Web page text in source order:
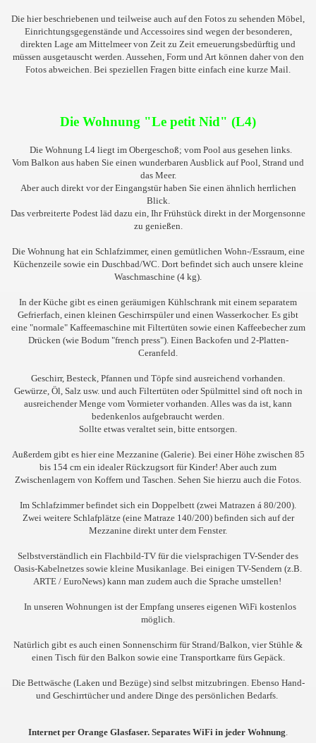
Die hier beschriebenen und teilweise auch auf den Fotos zu sehenden Möbel,
Einrichtungsgegenstände und Accessoires sind wegen der besonderen,
direkten Lage am Mittelmeer von Zeit zu Zeit erneuerungsbedürftig und
müssen ausgetauscht werden. Aussehen, Form und Art können daher von den
Fotos abweichen. Bei speziellen Fragen bitte einfach eine kurze Mail.
Die Wohnung "Le petit Nid" (L4)
Die Wohnung L4 liegt im Obergeschoß; vom Pool aus gesehen links.
Vom Balkon aus haben Sie einen wunderbaren Ausblick auf Pool, Strand und
das Meer.
Aber auch direkt vor der Eingangstür haben Sie einen ähnlich herrlichen
Blick.
Das verbreiterte Podest läd dazu ein, Ihr Frühstück direkt in der Morgensonne
zu genießen.
Die Wohnung hat ein Schlafzimmer, einen gemütlichen Wohn-/Essraum, eine
Küchenzeile sowie ein Duschbad/WC. Dort befindet sich auch unsere kleine
Waschmaschine (4 kg).
In der Küche gibt es einen geräumigen Kühlschrank mit einem separatem
Gefrierfach, einen kleinen Geschirrspüler und einen Wasserkocher. Es gibt
eine "normale" Kaffeemaschine mit Filtertüten sowie einen Kaffeebecher zum
Drücken (wie Bodum "french press"). Einen Backofen und 2-Platten-
Ceranfeld.
Geschirr, Besteck, Pfannen und Töpfe sind ausreichend vorhanden.
Gewürze, Öl, Salz usw. und auch Filtertüten oder Spülmittel sind oft noch in
ausreichender Menge vom Vormieter vorhanden. Alles was da ist, kann
bedenkenlos aufgebraucht werden.
Sollte etwas veraltet sein, bitte entsorgen.
Außerdem gibt es hier eine Mezzanine (Galerie). Bei einer Höhe zwischen 85
bis 154 cm ein idealer Rückzugsort für Kinder! Aber auch zum
Zwischenlagern von Koffern und Taschen. Sehen Sie hierzu auch die Fotos.
Im Schlafzimmer befindet sich ein Doppelbett (zwei Matrazen á 80/200).
Zwei weitere Schlafplätze (eine Matraze 140/200) befinden sich auf der
Mezzanine direkt unter dem Fenster.
Selbstverständlich ein Flachbild-TV für die vielsprachigen TV-Sender des
Oasis-Kabelnetzes sowie kleine Musikanlage . Bei einigen TV-Sendern (z.B.
ARTE / EuroNews) kann man zudem auch die Sprache umstellen!
In unseren Wohnungen ist der Empfang unseres eigenen WiFi kostenlos
möglich.
Natürlich gibt es auch einen Sonnenschirm für Strand/Balkon, vier Stühle &
einen Tisch für den Balkon sowie eine Transportkarre fürs Gepäck.
Die Bettwäsche (Laken und Bezüge) sind selbst mitzubringen. Ebenso Hand-
und Geschirrtücher und andere Dinge des persönlichen Bedarfs.
Internet per Orange Glasfaser. Separates WiFi in jeder Wohnung